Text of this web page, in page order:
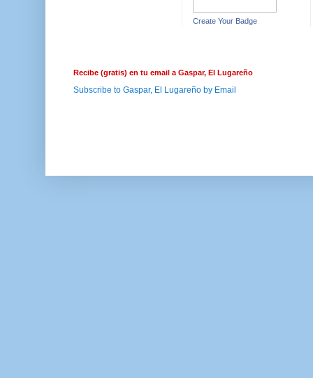
Create Your Badge
Recibe (gratis) en tu email a Gaspar, El Lugareño
Subscribe to Gaspar, El Lugareño by Email